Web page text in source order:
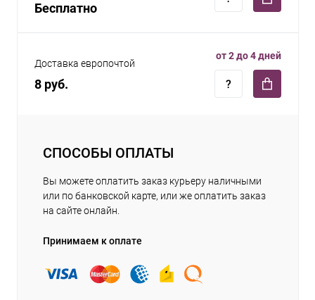
Бесплатно
Доставка европочтой
8 руб.
от 2 до 4 дней
СПОСОБЫ ОПЛАТЫ
Вы можете оплатить заказ курьеру наличными
или по банковской карте, или же оплатить заказ
на сайте онлайн.
Принимаем к оплате